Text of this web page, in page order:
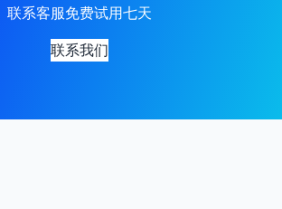
联系客服免费试用七天
联系我们